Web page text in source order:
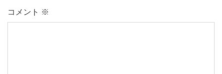
コメント ※